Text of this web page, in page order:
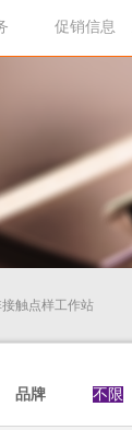
促销信息
触点样工作站
品牌 不限